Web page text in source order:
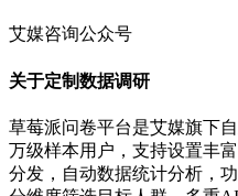
艾媒咨询公众号
关于定制数据调研
草莓派问卷平台是艾媒旗下
万级样本用户，支持设置丰
分发，自动数据统计分析，